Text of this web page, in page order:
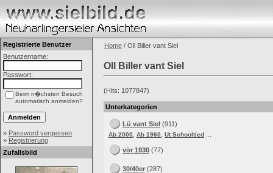
Registrierte Benutzer
Benutzername:
Passwort:
Beim n�chsten Besuch
automatisch anmelden?
» Password vergessen
» Registrierung
Zufallsbild
Home / Oll Biller vant Siel
Oll Biller vant Siel
(Hits: 1077847)
Unterkategorien
Lü vant Siel (911)
Ab 2000 Ab 1960 Ut Schooltied
vör 1930 (77)
30/40er (287)